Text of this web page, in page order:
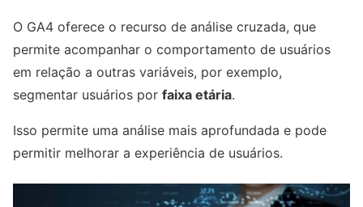
O GA4 oferece o recurso de análise cruzada, que
permite acompanhar o comportamento de usuários
em relação a outras variáveis, por exemplo,
segmentar usuários por faixa etária.
Isso permite uma análise mais aprofundada e pode
permitir melhorar a experiência de usuários.